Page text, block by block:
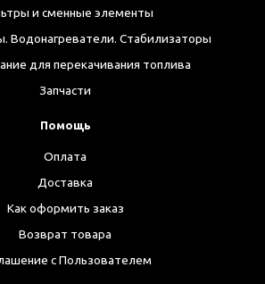
и сменные элементы
Водонагреватели. Стабилизаторы
для перекачивания топлива
Запчасти
Помощь
Оплата
Доставка
Как оформить заказ
Возврат товара
с Пользователем